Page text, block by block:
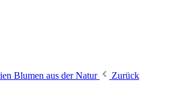
Blumen aus der Natur
Zurück